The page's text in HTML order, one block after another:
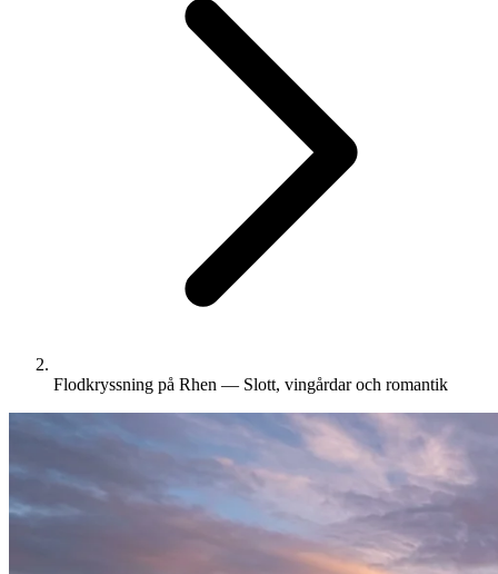
Flodkryssning på Rhen — Slott, vingårdar och romantik